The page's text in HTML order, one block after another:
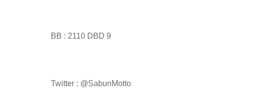
BB : 2110 DBD 9
Twitter : @SabunMotto